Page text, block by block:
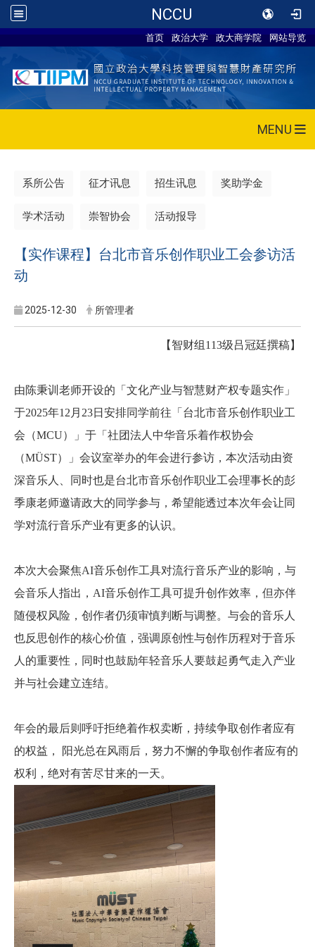
NCCU
首页 政治大学 政大商学院 网站导览
MENU
系所公告 征才讯息 招生讯息 奖助学金
学术活动 崇智协会 活动报导
【实作课程】台北市音乐创作职业工会参访活
动
2025-12-30 所管理者
【智财组113级吕冠廷撰稿】
由陈秉训老师开设的「文化产业与智慧财产权专题实作」
于2025年12月23日安排同学前往「台北市音乐创作职业工
会（MCU）」于「社团法人中华音乐着作权协会
（MÜST）」会议室举办的年会进行参访，本次活动由资
深音乐人、同时也是台北市音乐创作职业工会理事长的彭
季康老师邀请政大的同学参与，希望能透过本次年会让同
学对流行音乐产业有更多的认识。
本次大会聚焦AI音乐创作工具对流行音乐产业的影响，与
会音乐人指出，AI音乐创作工具可提升创作效率，但亦伴
随侵权风险，创作者仍须审慎判断与调整。与会的音乐人
也反思创作的核心价值，强调原创性与创作历程对于音乐
人的重要性，同时也鼓励年轻音乐人要鼓起勇气走入产业
并与社会建立连结。
年会的最后则呼吁拒绝着作权卖断，持续争取创作者应有
的权益， 阳光总在风雨后，努力不懈的争取创作者应有的
权利，绝对有苦尽甘来的一天。